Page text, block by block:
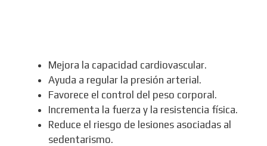
Mejora la capacidad cardiovascular.
Ayuda a regular la presión arterial.
Favorece el control del peso corporal.
Incrementa la fuerza y la resistencia física.
Reduce el riesgo de lesiones asociadas al
sedentarismo.